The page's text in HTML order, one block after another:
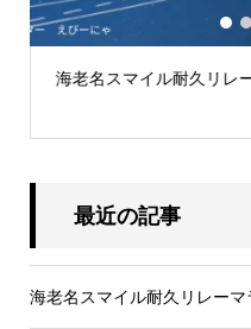
海老名スマイル耐久リレ
1 2
最近の記事
海老名スマイル耐久リレーマ